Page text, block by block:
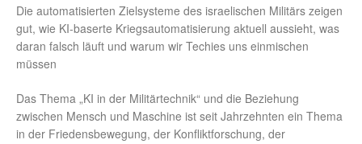
Die automatisierten Zielsysteme des israelischen Militärs zeigen
gut, wie KI-baserte Kriegsautomatisierung aktuell aussieht, was
daran falsch läuft und warum wir Techies uns einmischen
müssen
Das Thema „KI in der Militärtechnik“ und die Beziehung
zwischen Mensch und Maschine ist seit Jahrzehnten ein Thema
in der Friedensbewegung, der Konfliktforschung, der